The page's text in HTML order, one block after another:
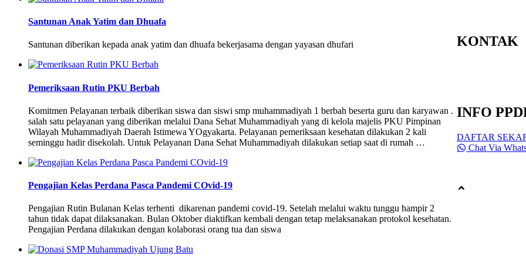
Santunan Anak Yatim dan Dhuafa
Santunan diberikan kepada anak yatim dan dhuafa bekerjasama dengan yayasan dhufari
Pemeriksaan Rutin PKU Berbah
Komitmen Pelayanan terbaik diberikan siswa dan siswi smp muhammadiyah 1 berbah beserta guru dan karyawan .
salah satu pelayanan yang diberikan melalui Dana Sehat Muhammadiyah yang di kelola majelis PKU Pimpinan
Wilayah Muhammadiyah Daerah Istimewa YOgyakarta. Pelayanan pemeriksaan kesehatan dilakukan 2 kali
seminggu hadir disekolah. Untuk Pelayanan Dana Sehat Muhammadiyah dilakukan setiap saat di rumah …
Pengajian Kelas Perdana Pasca Pandemi COvid-19
Pengajian Rutin Bulanan Kelas terhenti dikarenan pandemi covid-19. Setelah melalui waktu tunggu hampir 2
tahun tidak dapat dilaksanakan. Bulan Oktober diaktifkan kembali dengan tetap melaksanakan protokol kesehatan.
Pengajian Perdana dilakukan dengan kolaborasi orang tua dan siswa
KONTAK
INFO
DAFTAR
Chat Via